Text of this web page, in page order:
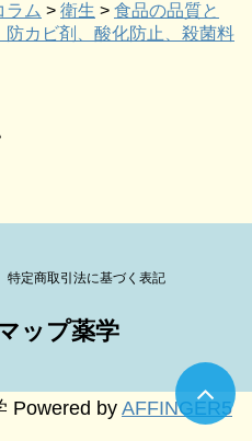
ラム > 衛生 > 食品の品質と
カビ剤、酸化防止、殺菌料
特定商取引法に基づく表記
ップ薬学
Powered by AFFINGER5